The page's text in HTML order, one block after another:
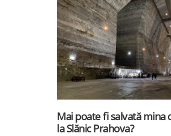
Mai poate fi salvată mina
la Slănic Prahova?